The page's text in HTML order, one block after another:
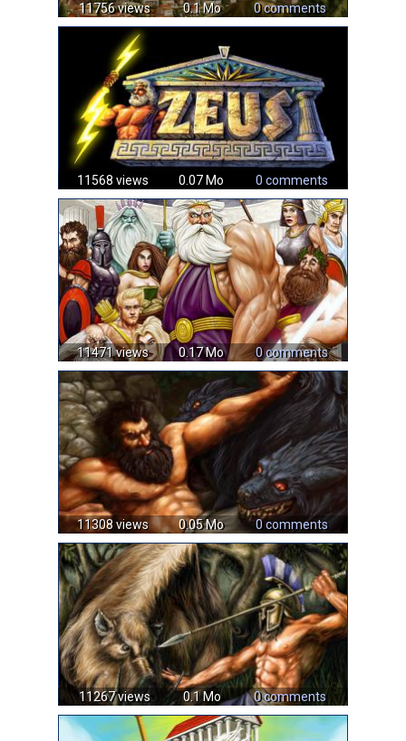
11756 views 0.1 Mo 0 comments
11568 views 0.07 Mo 0 comments
11471 views 0.17 Mo 0 comments
11308 views 0.05 Mo 0 comments
11267 views 0.1 Mo 0 comments